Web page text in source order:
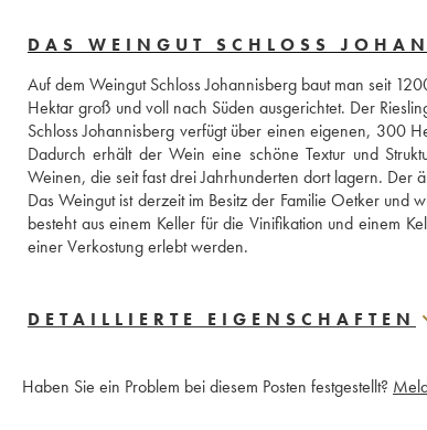
DAS WEINGUT SCHLOSS
Auf dem Weingut Schloss Johannisberg baut man seit
Hektar groß und voll nach Süden ausgerichtet. Der
Schloss Johannisberg verfügt über einen eigenen, 300
Dadurch erhält der Wein eine schöne Textur und
Weinen, die seit fast drei Jahrhunderten dort lagern. Der
Das Weingut ist derzeit im Besitz der Familie Oetker
besteht aus einem Keller für die Vinifikation und einem
einer Verkostung erlebt werden.
DETAILLIERTE EIGENSCHAFTEN
Haben Sie ein Problem bei diesem Posten festgestellt?